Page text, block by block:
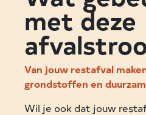
met deze
Van jouw restafval
grondstoffen en
Wil je ook dat jouw